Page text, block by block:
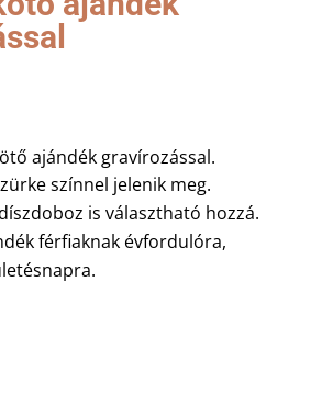
ajándék gravírozással.
színnel jelenik meg.
is választható hozzá.
férfiaknak évfordulóra,